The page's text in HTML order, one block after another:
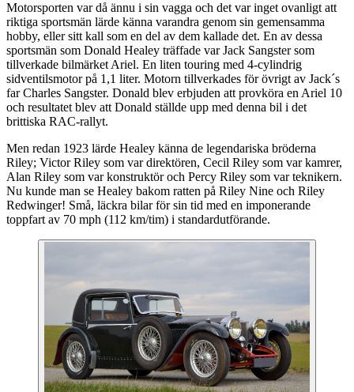
Motorsporten var då ännu i sin vagga och det var inget ovanligt att
riktiga sportsmän lärde känna varandra genom sin gemensamma
hobby, eller sitt kall som en del av dem kallade det. En av dessa
sportsmän som Donald Healey träffade var Jack Sangster som
tillverkade bilmärket Ariel. En liten touring med 4-cylindrig
sidventilsmotor på 1,1 liter. Motorn tillverkades för övrigt av Jack´s
far Charles Sangster. Donald blev erbjuden att provköra en Ariel 10
och resultatet blev att Donald ställde upp med denna bil i det
brittiska RAC-rallyt.
Men redan 1923 lärde Healey känna de legendariska bröderna
Riley; Victor Riley som var direktören, Cecil Riley som var kamrer,
Alan Riley som var konstruktör och Percy Riley som var teknikern.
Nu kunde man se Healey bakom ratten på Riley Nine och Riley
Redwinger! Små, läckra bilar för sin tid med en imponerande
toppfart av 70 mph (112 km/tim) i standardutförande.